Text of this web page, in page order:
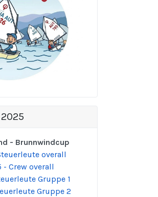
- Brunnwindcup
overall
- Crew overall
Gruppe 1
Gruppe 2